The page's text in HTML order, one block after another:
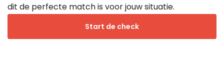
dit de perfecte match is voor jouw situatie.
Start de check